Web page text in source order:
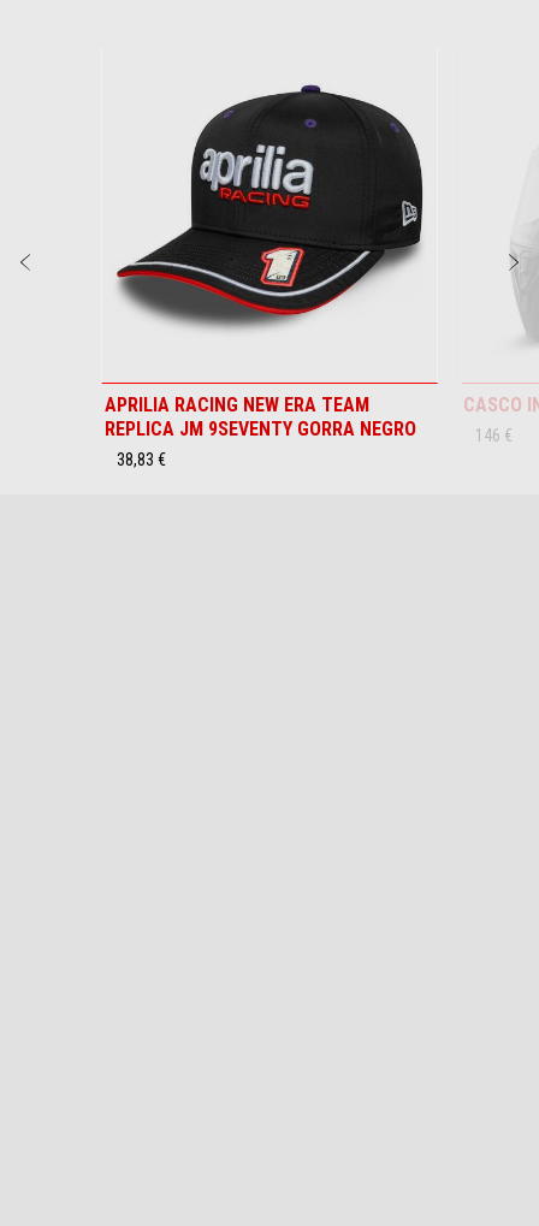
CONFIGURAR
RESERVA
TESTRIDE
APRILIA RACING NEW ERA TEAM
REPLICA JM 9SEVENTY GORRA NEGRO
38,83 €
CASCO
146 €